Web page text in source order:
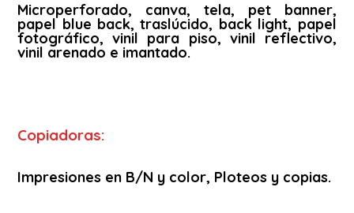
Microperforado, canva, tela, pet banner,
papel blue back, traslúcido, back light, papel
fotográfico, vinil para piso, vinil reflectivo,
vinil arenado e imantado.
Copiadoras:
Impresiones en B/N y color, Ploteos y copias.